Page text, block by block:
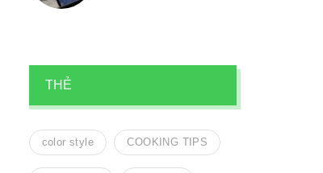
THẺ
color style COOKING TIPS